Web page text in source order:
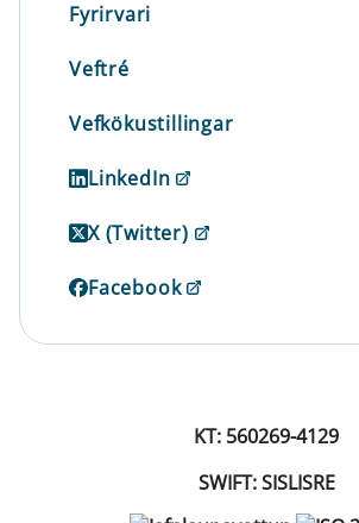
Fyrirvari
Veftré
Vefkökustillingar
LinkedIn
X (Twitter)
Facebook
KT: 560269-4129
SWIFT: SISLISRE